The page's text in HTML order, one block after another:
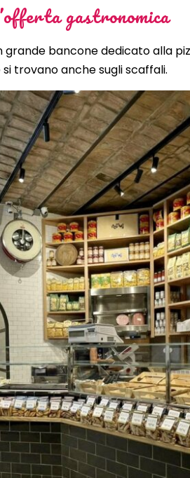
gastronomica
bancone dedicato alla
trovano anche sugli scaffali.